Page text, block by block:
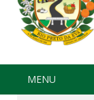
MENU